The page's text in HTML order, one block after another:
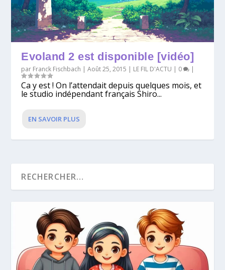
Evoland 2 est disponible [vidéo]
par Franck Fischbach |Août 25, 2015 | LE FIL D'ACTU | 0 |
Ca y est ! On l’attendait depuis quelques mois, et
le studio indépendant français Shiro...
EN SAVOIR PLUS